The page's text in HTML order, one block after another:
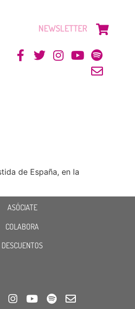
NEWSLETTER
de España, en la
ASÓCIATE
COLABORA
DESCUENTOS